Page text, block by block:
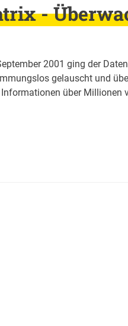
-
2001 ging der
gelauscht und
über Millionen